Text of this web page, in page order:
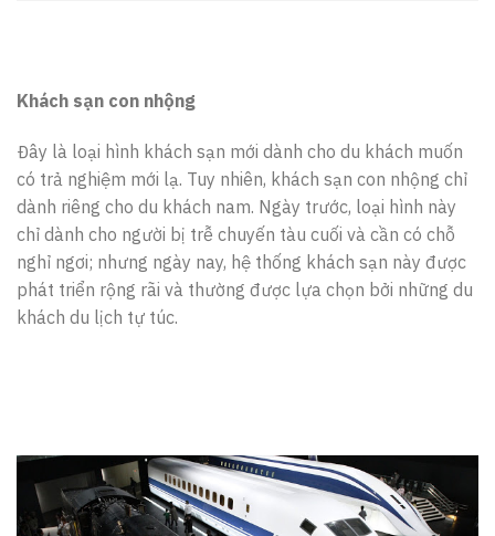
Khách sạn con nhộng
Đây là loại hình khách sạn mới dành cho du khách muốn
có trả nghiệm mới lạ. Tuy nhiên, khách sạn con nhộng chỉ
dành riêng cho du khách nam. Ngày trước, loại hình này
chỉ dành cho người bị trễ chuyến tàu cuối và cần có chỗ
nghỉ ngơi; nhưng ngày nay, hệ thống khách sạn này được
phát triển rộng rãi và thường được lựa chọn bởi những du
khách du lịch tự túc.